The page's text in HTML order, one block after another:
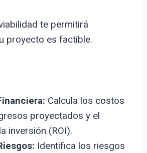
te permitirá
proyecto es factible.
Calcula los costos
proyectados y el
inversión (ROI).
Identifica los riesgos